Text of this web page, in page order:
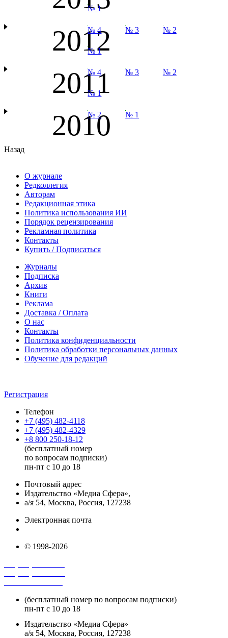
№ 1
2012
№ 4 № 3 № 2
№ 1
2011
№ 4 № 3 № 2
№ 1
2010
№ 2 № 1
Назад
О журнале
Редколлегия
Авторам
Редакционная этика
Политика использования ИИ
Порядок рецензирования
Рекламная политика
Контакты
Купить / Подписаться
Журналы
Подписка
Архив
Книги
Реклама
Доставка / Оплата
О нас
Контакты
Политика конфиденциальности
Политика обработки персональных данных
Обучение для редакций
Регистрация
Телефон
+7 (495) 482-4118
+7 (495) 482-4329
+8 800 250-18-12
(бесплатный номер
по вопросам подписки)
пн-пт с 10 до 18
Почтовый адрес
Издательство «Медиа Сфера»,
а/я 54, Москва, Россия, 127238
Электронная почта
© 1998-2026
(бесплатный номер по вопросам подписки)
пн-пт с 10 до 18
Издательство «Медиа Сфера»
а/я 54, Москва, Россия, 127238